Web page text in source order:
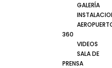
GALERÍA
360
VIDEOS
SALA DE
PRENSA